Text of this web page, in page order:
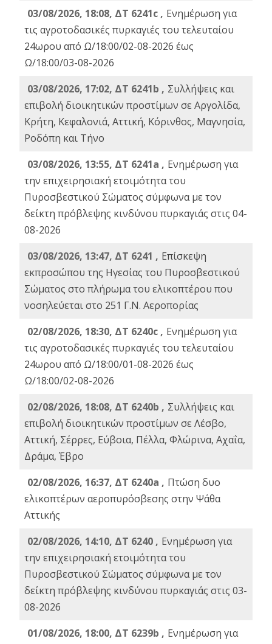
03/08/2026, 18:08, ΔΤ 6241c , Ενημέρωση για
τις αγροτοδασικές πυρκαγιές του τελευταίου
24ωρου από Ω/18:00/02-08-2026 έως
Ω/18:00/03-08-2026
03/08/2026, 17:02, ΔΤ 6241b , Συλλήψεις και
επιβολή διοικητικών προστίμων σε Αργολίδα,
Κρήτη, Κεφαλονιά, Αττική, Κόρινθος, Μαγνησία,
Ροδόπη και Τήνο
03/08/2026, 13:55, ΔΤ 6241a , Ενημέρωση για
την επιχειρησιακή ετοιμότητα του
Πυροσβεστικού Σώματος σύμφωνα με τον
δείκτη πρόβλεψης κινδύνου πυρκαγιάς στις 04-
08-2026
03/08/2026, 13:47, ΔΤ 6241 , Επίσκεψη
εκπροσώπου της Ηγεσίας του Πυροσβεστικού
Σώματος στο πλήρωμα του ελικοπτέρου που
νοσηλεύεται στο 251 Γ.Ν. Αεροπορίας
02/08/2026, 18:30, ΔΤ 6240c , Ενημέρωση για
τις αγροτοδασικές πυρκαγιές του τελευταίου
24ωρου από Ω/18:00/01-08-2026 έως
Ω/18:00/02-08-2026
02/08/2026, 18:08, ΔΤ 6240b , Συλλήψεις και
επιβολή διοικητικών προστίμων σε Λέσβο,
Αττική, Σέρρες, Εύβοια, Πέλλα, Φλώρινα, Αχαΐα,
Δράμα, Έβρο
02/08/2026, 16:37, ΔΤ 6240a , Πτώση δυο
ελικοπτέρων αεροπυρόσβεσης στην Ψάθα
Αττικής
02/08/2026, 14:10, ΔΤ 6240 , Ενημέρωση για
την επιχειρησιακή ετοιμότητα του
Πυροσβεστικού Σώματος σύμφωνα με τον
δείκτη πρόβλεψης κινδύνου πυρκαγιάς στις 03-
08-2026
01/08/2026, 18:00, ΔΤ 6239b , Ενημέρωση για